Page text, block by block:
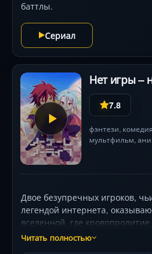
баттлы.
Сериал
Нет игры –
7.8
фэнтези, комедия
мультфильм,
Двое безупречных игроков,
легендой интернета,
вселенной, где
поединками по строгим
Читать полностью